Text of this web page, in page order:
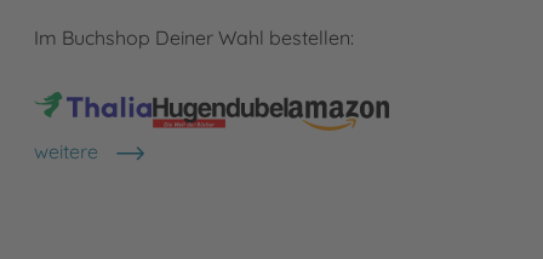
Im Buchshop Deiner Wahl bestellen:
weitere
Shops anzeigen